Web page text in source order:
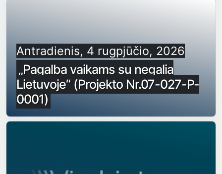
Antradienis, 4 rugpjūčio, 2026
„Pagalba vaikams su negalia
Lietuvoje“ (Projekto Nr.07-027-P-
0001)